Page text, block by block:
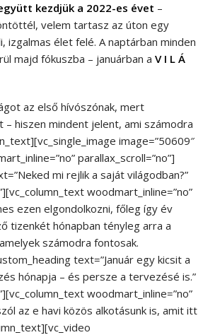
kezdjük a 2022-es évet –
velem tartasz az úton egy
izgalmas élet felé. A naptárban minden
majd fókuszba – januárban a V I L Á
az első hívószónak, mert
– hiszen mindent jelent, ami számodra
image=”50609″
parallax_scroll=”no”]
mi rejlik a saját világodban?”
woodmart_inline=”no”
ezen elgondolkozni, főleg így év
tizenkét hónapban tényleg arra a
számodra fontosak.
text=”Január egy kicsit a
hónapja – és persze a tervezésé is.”
woodmart_inline=”no”
az e havi közös alkotásunk is, amit itt